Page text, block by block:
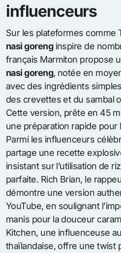
influenceurs
Sur les plateformes comme
nasi gorenginspire de
français Marmiton propose
nasi goreng, notée en
avec des ingrédients
des crevettes et du sambal
Cette version, prête en 45
une préparation rapide pour
Parmi les influenceurs
partage une recette
insistant sur l’utilisation de
parfaite. Rich Brian, le
démontre une version
YouTube, en soulignant
manis pour la douceur
Kitchen, une influenceuse
thaïlandaise, offre une twist